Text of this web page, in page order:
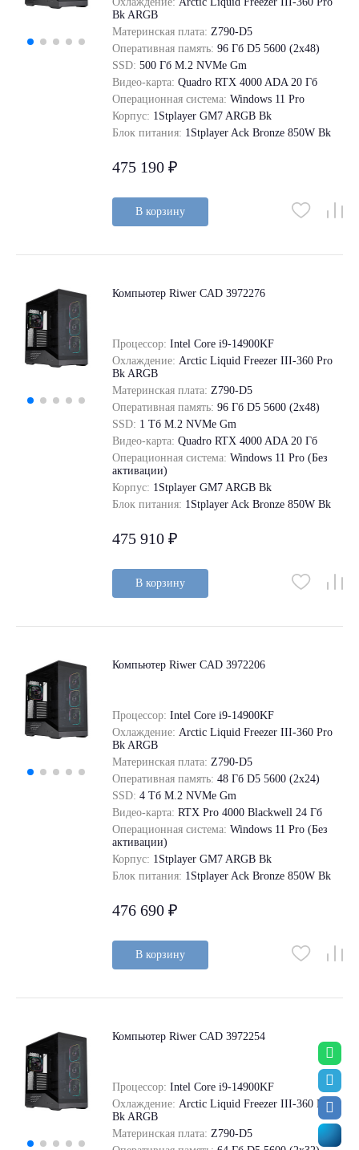
Bk ARGB
Материнская плата: Z790-D5
Оперативная память: 96 Гб D5 5600 (2х48)
SSD: 500 Гб M.2 NVMe Gm
Видео-карта: Quadro RTX 4000 ADA 20 Гб
Операционная система: Windows 11 Pro
Корпус: 1Stplayer GM7 ARGB Bk
Блок питания: 1Stplayer Ack Bronze 850W Bk
475 190 ₽
В корзину
Компьютер Riwer CAD 3972276
Процессор: Intel Core i9-14900KF
Охлаждение: Arctic Liquid Freezer III-360 Pro
Bk ARGB
Материнская плата: Z790-D5
Оперативная память: 96 Гб D5 5600 (2х48)
SSD: 1 Tб M.2 NVMe Gm
Видео-карта: Quadro RTX 4000 ADA 20 Гб
Операционная система: Windows 11 Pro (Без
активации)
Корпус: 1Stplayer GM7 ARGB Bk
Блок питания: 1Stplayer Ack Bronze 850W Bk
475 910 ₽
В корзину
Компьютер Riwer CAD 3972206
Процессор: Intel Core i9-14900KF
Охлаждение: Arctic Liquid Freezer III-360 Pro
Bk ARGB
Материнская плата: Z790-D5
Оперативная память: 48 Гб D5 5600 (2х24)
SSD: 4 Tб M.2 NVMe Gm
Видео-карта: RTX Pro 4000 Blackwell 24 Гб
Операционная система: Windows 11 Pro (Без
активации)
Корпус: 1Stplayer GM7 ARGB Bk
Блок питания: 1Stplayer Ack Bronze 850W Bk
476 690 ₽
В корзину
Компьютер Riwer CAD 3972254
Процессор: Intel Core i9-14900KF
Охлаждение: Arctic Liquid Freezer III-360 Pro
Bk ARGB
Материнская плата: Z790-D5